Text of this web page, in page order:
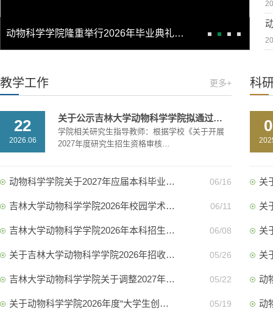
动物科学学院隆重举行2026年毕业典礼…
教学工作 更多+
22
2026.06
关于公示吉林大学动物科学学院拟通过…
学院相关研究生指导教师：根据学校《关于开展
2027年度研究生招生资格审核…
动物科学学院关于2027年应届本科毕业… 06/16
吉林大学动物科学学院2026年校园学术… 06/11
吉林大学动物科学学院2026年本科招生… 06/08
关于吉林大学动物科学学院2026年招收… 05/26
吉林大学动物科学学院关于调整2027年… 05/22
关于动物科学学院2026年度“大学生创… 05/19
科
关
关
关
关
动
动